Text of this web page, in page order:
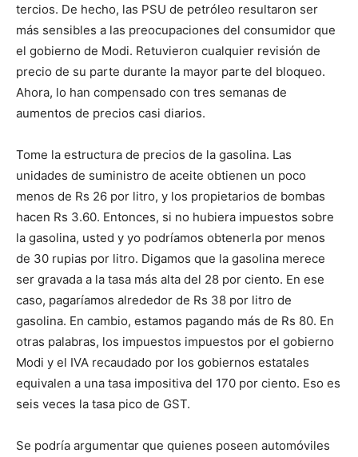
tercios. De hecho, las PSU de petróleo resultaron ser
más sensibles a las preocupaciones del consumidor que
el gobierno de Modi. Retuvieron cualquier revisión de
precio de su parte durante la mayor parte del bloqueo.
Ahora, lo han compensado con tres semanas de
aumentos de precios casi diarios.
Tome la estructura de precios de la gasolina. Las
unidades de suministro de aceite obtienen un poco
menos de Rs 26 por litro, y los propietarios de bombas
hacen Rs 3.60. Entonces, si no hubiera impuestos sobre
la gasolina, usted y yo podríamos obtenerla por menos
de 30 rupias por litro. Digamos que la gasolina merece
ser gravada a la tasa más alta del 28 por ciento. En ese
caso, pagaríamos alrededor de Rs 38 por litro de
gasolina. En cambio, estamos pagando más de Rs 80. En
otras palabras, los impuestos impuestos por el gobierno
Modi y el IVA recaudado por los gobiernos estatales
equivalen a una tasa impositiva del 170 por ciento. Eso es
seis veces la tasa pico de GST.
Se podría argumentar que quienes poseen automóviles